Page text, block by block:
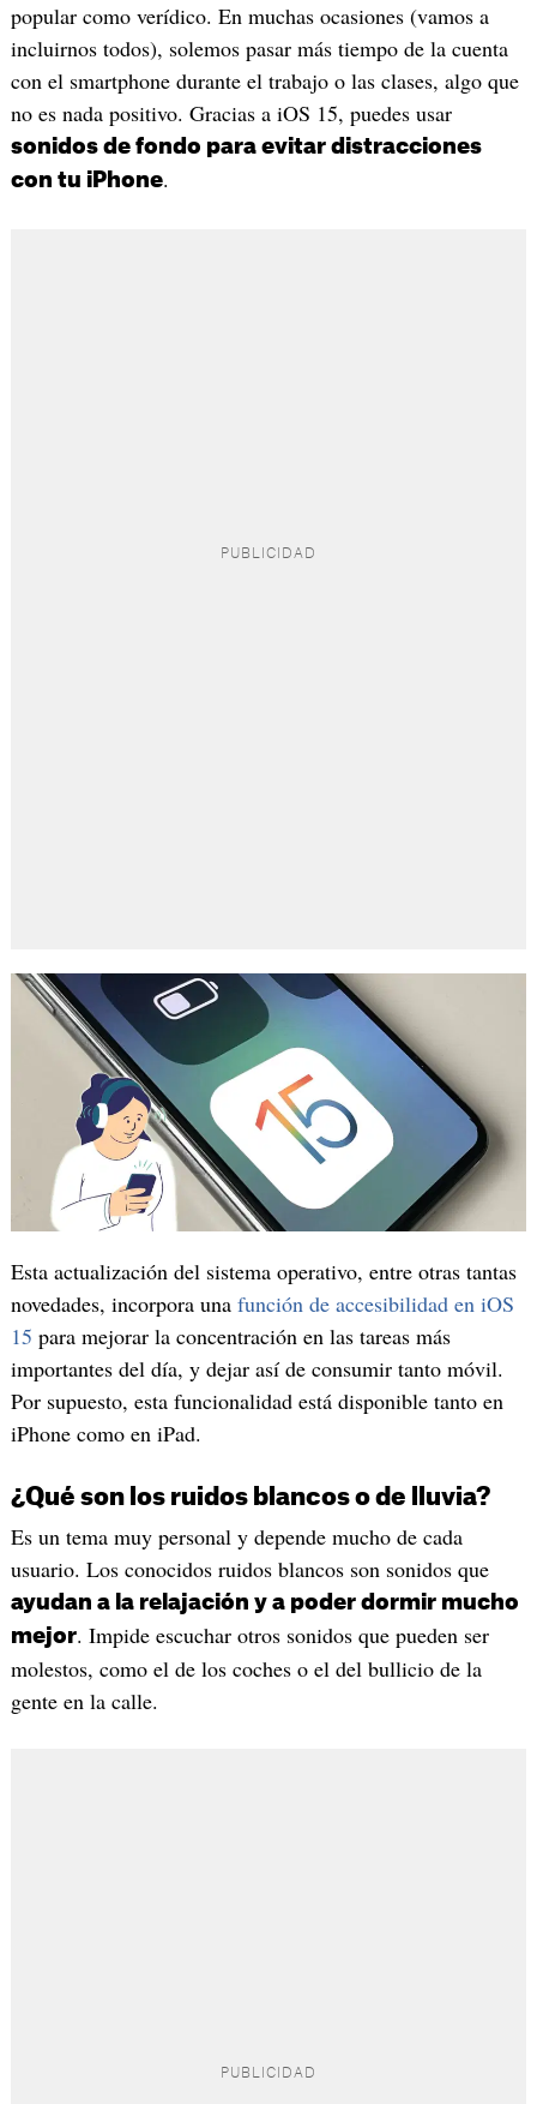
popular como verídico. En muchas ocasiones (vamos a
incluirnos todos), solemos pasar más tiempo de la cuenta
con el smartphone durante el trabajo o las clases, algo que
no es nada positivo. Gracias a iOS 15, puedes usar
sonidos de fondo para evitar distracciones
con tu iPhone.
Esta actualización del sistema operativo, entre otras tantas
novedades, incorpora una función de accesibilidad en iOS
15 para mejorar la concentración en las tareas más
importantes del día, y dejar así de consumir tanto móvil.
Por supuesto, esta funcionalidad está disponible tanto en
iPhone como en iPad.
¿Qué son los ruidos blancos o de lluvia?
Es un tema muy personal y depende mucho de cada
usuario. Los conocidos ruidos blancos son sonidos que
ayudan a la relajación y a poder dormir mucho
mejor. Impide escuchar otros sonidos que pueden ser
molestos, como el de los coches o el del bullicio de la
gente en la calle.